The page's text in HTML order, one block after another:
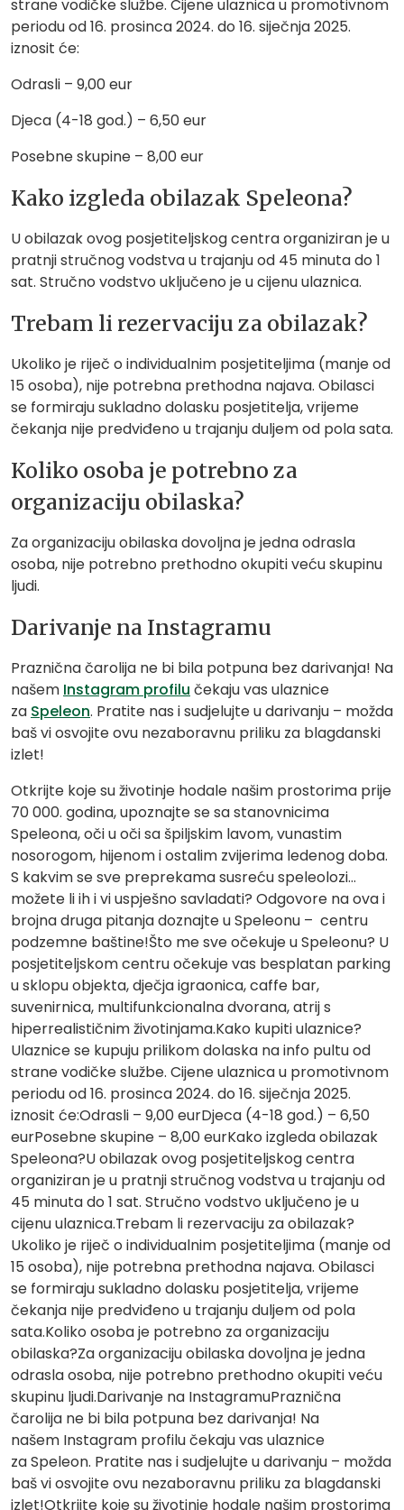
strane vodičke službe. Cijene ulaznica u promotivnom
periodu od 16. prosinca 2024. do 16. siječnja 2025.
iznosit će:
Odrasli – 9,00 eur
Djeca (4-18 god.) – 6,50 eur
Posebne skupine – 8,00 eur
Kako izgleda obilazak Speleona?
U obilazak ovog posjetiteljskog centra organiziran je u
pratnji stručnog vodstva u trajanju od 45 minuta do 1
sat. Stručno vodstvo uključeno je u cijenu ulaznica.
Trebam li rezervaciju za obilazak?
Ukoliko je riječ o individualnim posjetiteljima (manje od
15 osoba), nije potrebna prethodna najava. Obilasci
se formiraju sukladno dolasku posjetitelja, vrijeme
čekanja nije predviđeno u trajanju duljem od pola sata.
Koliko osoba je potrebno za
organizaciju obilaska?
Za organizaciju obilaska dovoljna je jedna odrasla
osoba, nije potrebno prethodno okupiti veću skupinu
ljudi.
Darivanje na Instagramu
Praznična čarolija ne bi bila potpuna bez darivanja! Na
našem Instagram profilu čekaju vas ulaznice
za Speleon. Pratite nas i sudjelujte u darivanju – možda
baš vi osvojite ovu nezaboravnu priliku za blagdanski
izlet!
Otkrijte koje su životinje hodale našim prostorima prije
70 000. godina, upoznajte se sa stanovnicima
Speleona, oči u oči sa špiljskim lavom, vunastim
nosorogom, hijenom i ostalim zvijerima ledenog doba.
S kakvim se sve preprekama susreću speleolozi…
možete li ih i vi uspješno savladati? Odgovore na ova i
brojna druga pitanja doznajte u Speleonu – centru
podzemne baštine!Što me sve očekuje u Speleonu? U
posjetiteljskom centru očekuje vas besplatan parking
u sklopu objekta, dječja igraonica, caffe bar,
suvenirnica, multifunkcionalna dvorana, atrij s
hiperrealističnim životinjama.Kako kupiti ulaznice?
Ulaznice se kupuju prilikom dolaska na info pultu od
strane vodičke službe. Cijene ulaznica u promotivnom
periodu od 16. prosinca 2024. do 16. siječnja 2025.
iznosit će:Odrasli – 9,00 eurDjeca (4-18 god.) – 6,50
eurPosebne skupine – 8,00 eurKako izgleda obilazak
Speleona?U obilazak ovog posjetiteljskog centra
organiziran je u pratnji stručnog vodstva u trajanju od
45 minuta do 1 sat. Stručno vodstvo uključeno je u
cijenu ulaznica.Trebam li rezervaciju za obilazak?
Ukoliko je riječ o individualnim posjetiteljima (manje od
15 osoba), nije potrebna prethodna najava. Obilasci
se formiraju sukladno dolasku posjetitelja, vrijeme
čekanja nije predviđeno u trajanju duljem od pola
sata.Koliko osoba je potrebno za organizaciju
obilaska?Za organizaciju obilaska dovoljna je jedna
odrasla osoba, nije potrebno prethodno okupiti veću
skupinu ljudi.Darivanje na InstagramuPraznična
čarolija ne bi bila potpuna bez darivanja! Na
našem Instagram profilu čekaju vas ulaznice
za Speleon. Pratite nas i sudjelujte u darivanju – možda
baš vi osvojite ovu nezaboravnu priliku za blagdanski
izlet!Otkrijte koje su životinje hodale našim prostorima